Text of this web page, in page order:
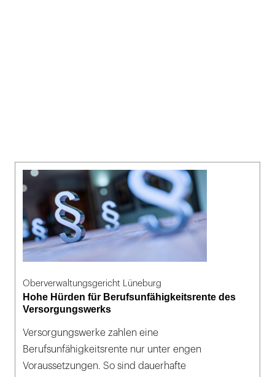
Oberverwaltungsgericht Lüneburg
Hohe Hürden für Berufsunfähigkeitsrente des
Versorgungswerks
Versorgungswerke zahlen eine
Berufsunfähigkeitsrente nur unter engen
Voraussetzungen. So sind dauerhafte